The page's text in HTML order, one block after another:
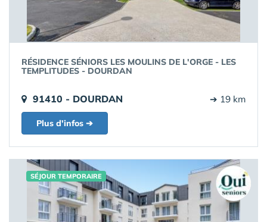
RÉSIDENCE SÉNIORS LES MOULINS DE L'ORGE - LES
TEMPLITUDES - DOURDAN
91410 - DOURDAN ➔ 19 km
Plus d'infos ➔
SÉJOUR TEMPORAIRE